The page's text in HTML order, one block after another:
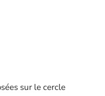
sur le cercle